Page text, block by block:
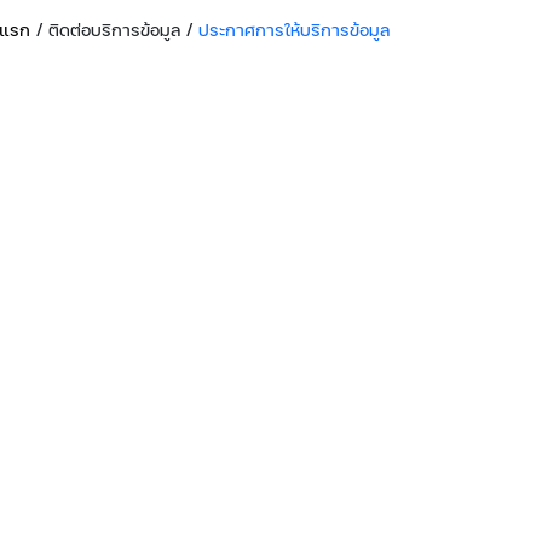
รก / ติดต่อบริการข้อมูล/ ประกาศการให้บริการข้อมูล